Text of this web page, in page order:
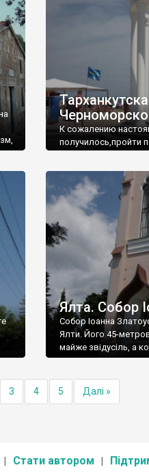
К сожалению
получилось,пройти
Ялта. Собор
Собор Іоанна
Ялти. Його 45-
майже звідусіль, а
3 4 5 Далі »
Стати автором